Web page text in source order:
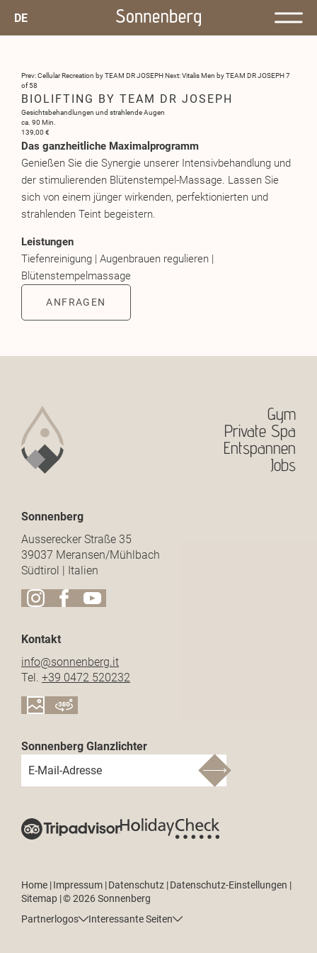
DE
Prev: Cellular Recreation by TEAM DR JOSEPHNext: Vitalis Men by TEAM DR JOSEPH7
of 58
BIOLIFTING BY TEAM DR JOSEPH
Gesichtsbehandlungen und strahlende Augen
ca. 90 Min.
139,00 €
Das ganzheitliche Maximalprogramm
Genießen Sie die Synergie unserer Intensivbehandlung und
der stimulierenden Blütenstempel-Massage. Lassen Sie
sich von einem jünger wirkenden, perfektionierten und
strahlenden Teint begeistern.
Leistungen
Tiefenreinigung | Augenbrauen regulieren |
Blütenstempelmassage
ANFRAGEN
Gym
Private Spa
Entspannen
Jobs
Sonnenberg
Ausserecker Straße 35
39037 Meransen/Mühlbach
Südtirol | Italien
Kontakt
info@sonnenberg.it
Tel. +39 0472 520232
Sonnenberg Glanzlichter
E-Mail-Adresse
Home |Impressum |Datenschutz |Datenschutz-Einstellungen |
Sitemap |© 2026 Sonnenberg
Partnerlogos
Interessante Seiten